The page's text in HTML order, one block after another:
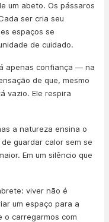
um abeto. Os pássaros
ser cria seu
espaços se
de cuidado.
apenas confiança — na
de que, mesmo
vazio. Ele respira
a natureza ensina o
guardar calor sem se
Em um silêncio que
viver não é
um espaço para a
o carregarmos com